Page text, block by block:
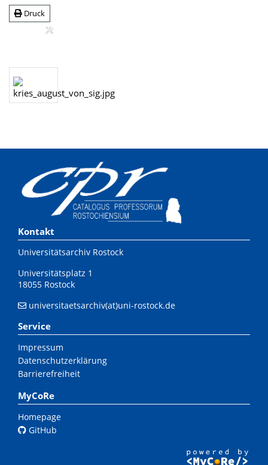
Druck
Kontakt
Universitätsarchiv Rostock
Universitätsplatz 1
18055 Rostock
universitaetsarchiv(at)uni-rostock.de
Service
Impressum
Datenschutzerklärung
Barrierefreiheit
MyCoRe
Homepage
GitHub